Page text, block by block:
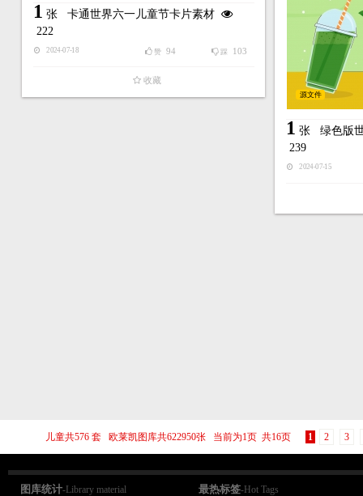
1 张 卡通世界六一儿童节卡片素材
222
2024-07-18 踩 103
赞 94
收藏
源文件
1 张 绿色版
239
2024-07-15
儿童共576 套 欧莱凯图库共622950张 当前为1页 共16页 1 2 3
图库统计-Library material
最热标签-Hot Tags